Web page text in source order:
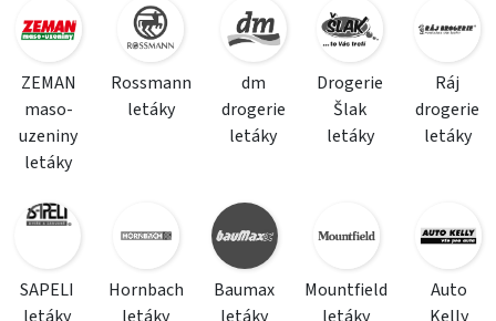
ZEMAN
maso-
uzeniny
letáky
Rossmann
letáky
dm
drogerie
letáky
Drogerie
Šlak
letáky
Ráj
drogerie
letáky
SAPELI
Hornbach
Baumax
Mountfield
Auto